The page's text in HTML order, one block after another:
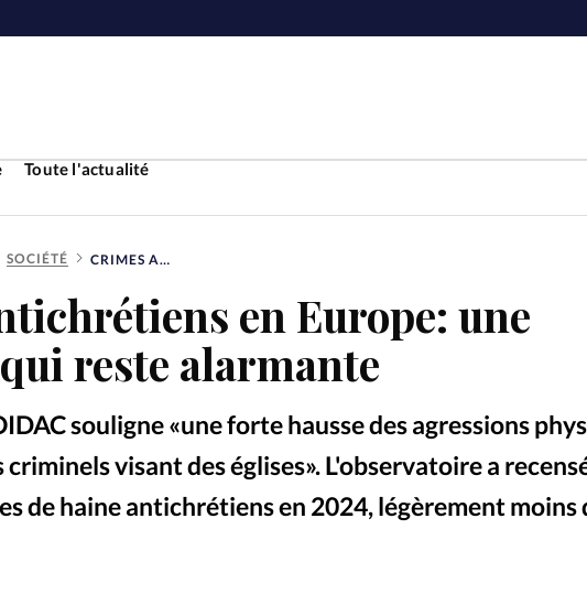
Toute l'actualité
Culture
Monde
Faire un
La
Mon
SOCIÉTÉ CRIMES ANTICHRÉTIENS EN EUROPE: UNE SITUATION QUI RESTE ALARMANTE
en Europe: une
reste alarmante
souligne «une forte hausse des agressions
visant des églises». L'observatoire a
de haine antichrétiens en 2024, légèrement moins